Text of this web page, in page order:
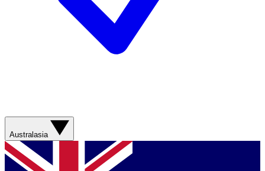
Australasia